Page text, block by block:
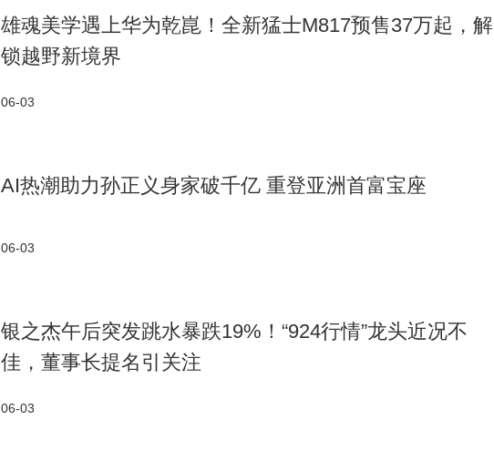
雄魂美学遇上华为乾崑！全新猛士M817预售37万起，解
锁越野新境界
06-03
AI热潮助力孙正义身家破千亿 重登亚洲首富宝座
06-03
银之杰午后突发跳水暴跌19%！“924行情”龙头近况不
佳，董事长提名引关注
06-03